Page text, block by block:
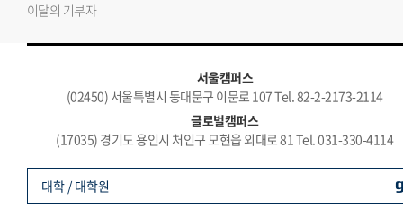
이달의 기부자
서울캠퍼스
(02450) 서울특별시 동대문구 이문로 107 Tel. 82-2-2173-2114
글로벌캠퍼스
(17035) 경기도 용인시 처인구 모현읍 외대로 81 Tel. 031-330-4114
대학 / 대학원